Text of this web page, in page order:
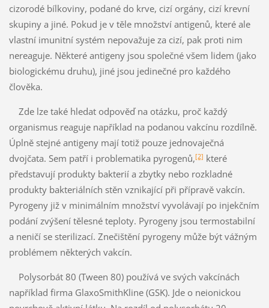
cizorodé bílkoviny, podané do krve, cizí orgány, cizí krevní
skupiny a jiné. Pokud je v těle množství antigenů, které ale
vlastní imunitní systém nepovažuje za cizí, pak proti nim
nereaguje. Některé antigeny jsou společné všem lidem (jako
biologickému druhu), jiné jsou jedinečné pro každého
člověka.
Zde lze také hledat odpověď na otázku, proč každý
organismus reaguje například na podanou vakcínu rozdílně.
Úplně stejné antigeny mají totiž pouze jednovaječná
dvojčata. Sem patří i problematika pyrogenů,[2] které
představují produkty bakterií a zbytky nebo rozkladné
produkty bakteriálních stěn vznikající při přípravě vakcín.
Pyrogeny již v minimálním množství vyvolávají po injekčním
podání zvýšení tělesné teploty. Pyrogeny jsou termostabilní
a neničí se sterilizací. Znečištění pyrogeny může být vážným
problémem některých vakcín.
Polysorbát 80 (Tween 80) používá ve svých vakcínách
například firma GlaxoSmithKline (GSK). Jde o neionickou